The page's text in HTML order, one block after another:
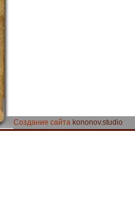
Создание сайта kononov.studio